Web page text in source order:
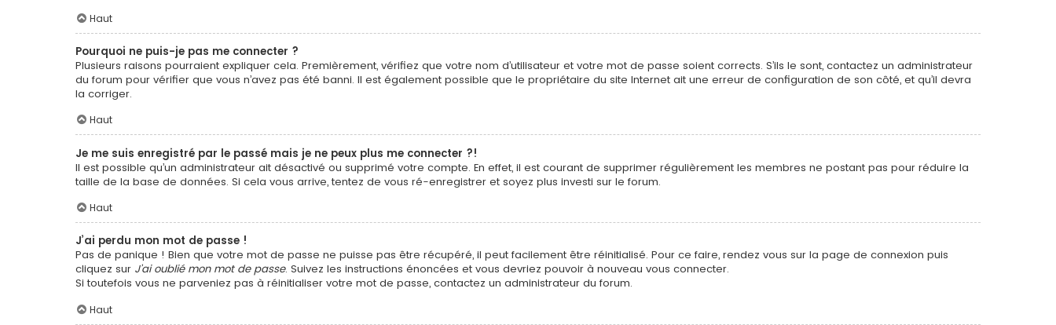
Haut
Pourquoi ne puis-je pas me connecter ?
Plusieurs raisons pourraient expliquer cela. Premièrement, vérifiez que votre nom d’utilisateur et votre mot de passe soient corrects. S’ils le sont, contactez un administrateur
du forum pour vérifier que vous n’avez pas été banni. Il est également possible que le propriétaire du site Internet ait une erreur de configuration de son côté, et qu’il devra
la corriger.
Haut
Je me suis enregistré par le passé mais je ne peux plus me connecter ?!
Il est possible qu’un administrateur ait désactivé ou supprimé votre compte. En effet, il est courant de supprimer régulièrement les membres ne postant pas pour réduire la
taille de la base de données. Si cela vous arrive, tentez de vous ré-enregistrer et soyez plus investi sur le forum.
Haut
J’ai perdu mon mot de passe !
Pas de panique ! Bien que votre mot de passe ne puisse pas être récupéré, il peut facilement être réinitialisé. Pour ce faire, rendez vous sur la page de connexion puis
cliquez sur J’ai oublié mon mot de passe. Suivez les instructions énoncées et vous devriez pouvoir à nouveau vous connecter.
Si toutefois vous ne parveniez pas à réinitialiser votre mot de passe, contactez un administrateur du forum.
Haut